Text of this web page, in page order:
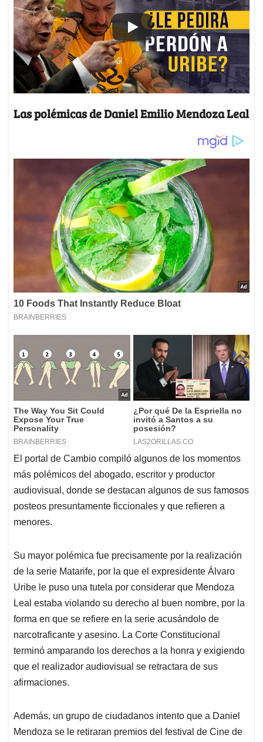
Las polémicas de Daniel Emilio Mendoza Leal
El portal de Cambio compiló algunos de los momentos
más polémicos del abogado, escritor y productor
audiovisual, donde se destacan algunos de sus famosos
posteos presuntamente ficcionales y que refieren a
menores.
Su mayor polémica fue precisamente por la realización
de la serie Matarife, por la que el expresidente Álvaro
Uribe le puso una tutela por considerar que Mendoza
Leal estaba violando su derecho al buen nombre, por la
forma en que se refiere en la serie acusándolo de
narcotraficante y asesino. La Corte Constitucional
terminó amparando los derechos a la honra y exigiendo
que el realizador audiovisual se retractara de sus
afirmaciones.
Además, un grupo de ciudadanos intento que a Daniel
Mendoza se le retiraran premios del festival de Cine de